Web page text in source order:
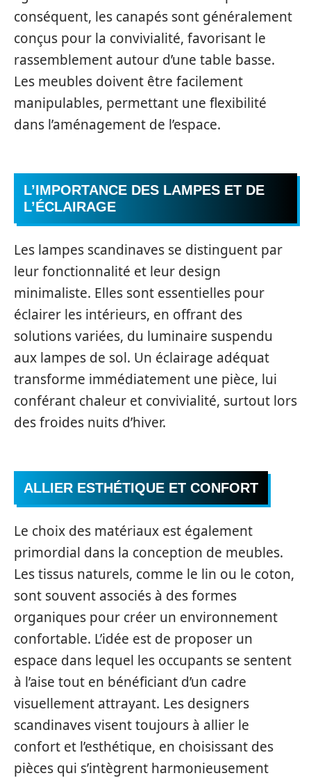
conséquent, les canapés sont généralement
conçus pour la convivialité, favorisant le
rassemblement autour d’une table basse.
Les meubles doivent être facilement
manipulables, permettant une flexibilité
dans l’aménagement de l’espace.
L’IMPORTANCE DES LAMPES ET DE
L’ÉCLAIRAGE
Les lampes scandinaves se distinguent par
leur fonctionnalité et leur design
minimaliste. Elles sont essentielles pour
éclairer les intérieurs, en offrant des
solutions variées, du luminaire suspendu
aux lampes de sol. Un éclairage adéquat
transforme immédiatement une pièce, lui
conférant chaleur et convivialité, surtout lors
des froides nuits d’hiver.
ALLIER ESTHÉTIQUE ET CONFORT
Le choix des matériaux est également
primordial dans la conception de meubles.
Les tissus naturels, comme le lin ou le coton,
sont souvent associés à des formes
organiques pour créer un environnement
confortable. L’idée est de proposer un
espace dans lequel les occupants se sentent
à l’aise tout en bénéficiant d’un cadre
visuellement attrayant. Les designers
scandinaves visent toujours à allier le
confort et l’esthétique, en choisissant des
pièces qui s’intègrent harmonieusement